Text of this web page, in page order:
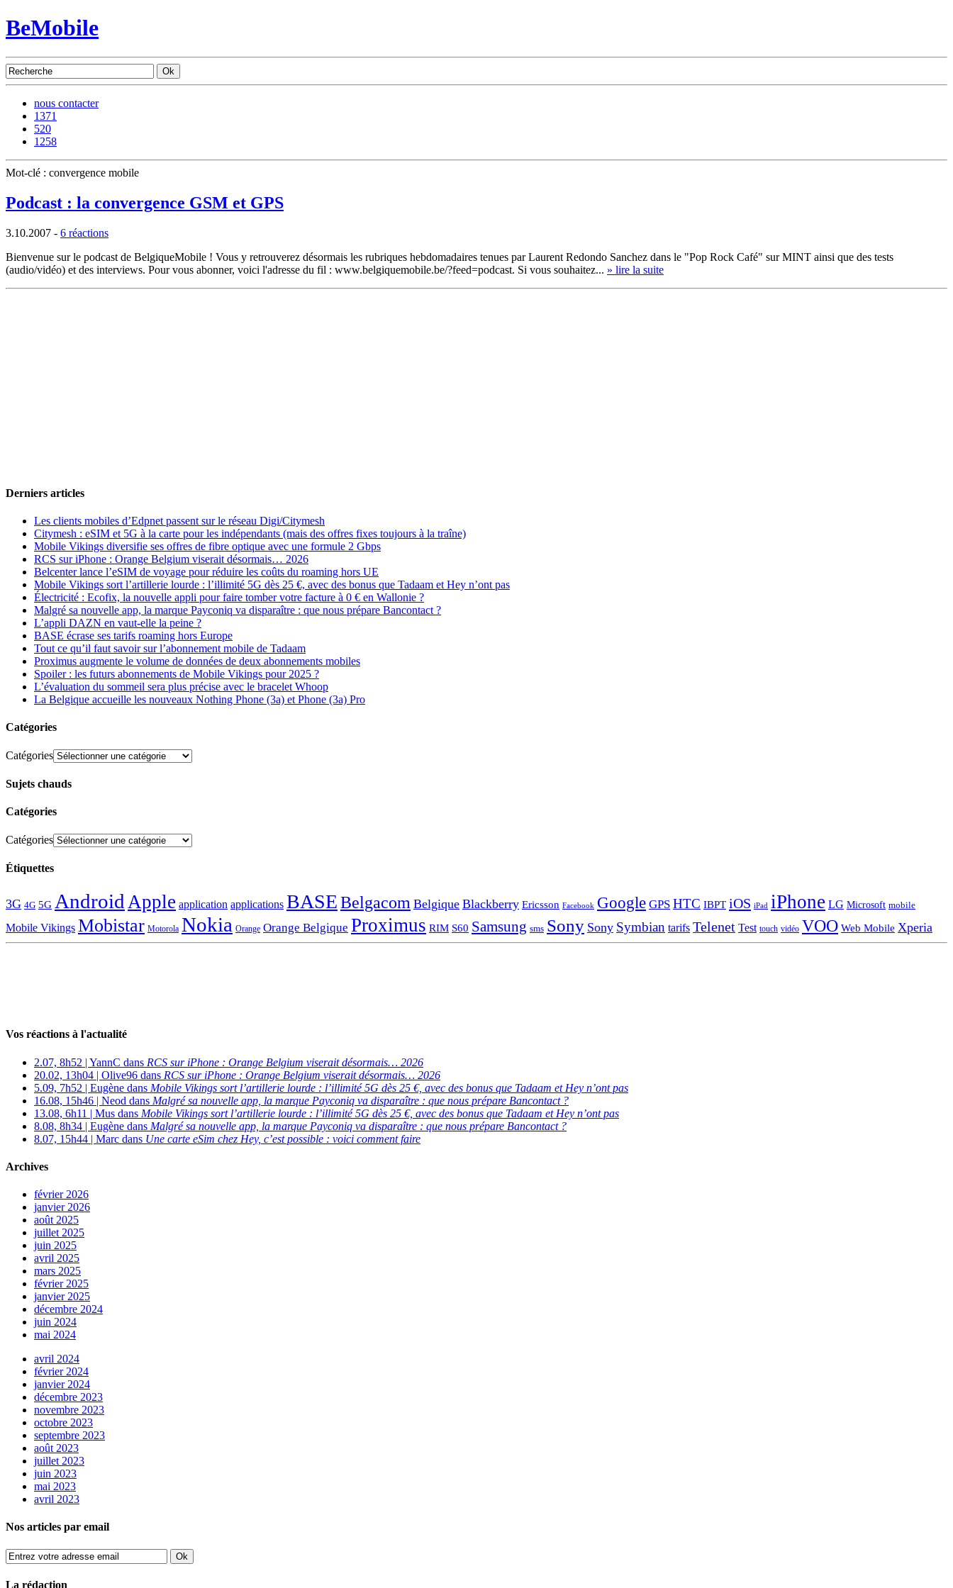
BeMobile
nous contacter
1371
520
1258
Mot-clé : convergence mobile
Podcast : la convergence GSM et GPS
3.10.2007 - 6 réactions
Bienvenue sur le podcast de BelgiqueMobile ! Vous y retrouverez désormais les rubriques hebdomadaires tenues par Laurent Redondo Sanchez dans le "Pop Rock Café" sur MINT ainsi que des tests
(audio/vidéo) et des interviews. Pour vous abonner, voici l'adresse du fil : www.belgiquemobile.be/?feed=podcast. Si vous souhaitez... » lire la suite
Derniers articles
Les clients mobiles d’Edpnet passent sur le réseau Digi/Citymesh
Citymesh : eSIM et 5G à la carte pour les indépendants (mais des offres fixes toujours à la traîne)
Mobile Vikings diversifie ses offres de fibre optique avec une formule 2 Gbps
RCS sur iPhone : Orange Belgium viserait désormais… 2026
Belcenter lance l’eSIM de voyage pour réduire les coûts du roaming hors UE
Mobile Vikings sort l’artillerie lourde : l’illimité 5G dès 25 €, avec des bonus que Tadaam et Hey n’ont pas
Électricité : Ecofix, la nouvelle appli pour faire tomber votre facture à 0 € en Wallonie ?
Malgré sa nouvelle app, la marque Payconiq va disparaître : que nous prépare Bancontact ?
L’appli DAZN en vaut-elle la peine ?
BASE écrase ses tarifs roaming hors Europe
Tout ce qu’il faut savoir sur l’abonnement mobile de Tadaam
Proximus augmente le volume de données de deux abonnements mobiles
Spoiler : les futurs abonnements de Mobile Vikings pour 2025 ?
L’évaluation du sommeil sera plus précise avec le bracelet Whoop
La Belgique accueille les nouveaux Nothing Phone (3a) et Phone (3a) Pro
Catégories
Catégories
Sujets chauds
Catégories
Catégories
Étiquettes
3G 4G 5G Android Apple application applications BASEBelgacom Belgique Blackberry Ericsson Facebook Google GPS HTC IBPT iOS iPad iPhone LG Microsoft mobile
Mobile Vikings Mobistar Motorola Nokia Orange Orange Belgique Proximus RIM S60 Samsung sms Sony Sony Symbian tarifs Telenet Test touch vidéo VOO Web Mobile Xperia
Vos réactions à l'actualité
2.07, 8h52 | YannC dans RCS sur iPhone : Orange Belgium viserait désormais… 2026
20.02, 13h04 | Olive96 dans RCS sur iPhone : Orange Belgium viserait désormais… 2026
5.09, 7h52 | Eugène dans Mobile Vikings sort l’artillerie lourde : l’illimité 5G dès 25 €, avec des bonus que Tadaam et Hey n’ont pas
16.08, 15h46 | Neod dans Malgré sa nouvelle app, la marque Payconiq va disparaître : que nous prépare Bancontact ?
13.08, 6h11 | Mus dans Mobile Vikings sort l’artillerie lourde : l’illimité 5G dès 25 €, avec des bonus que Tadaam et Hey n’ont pas
8.08, 8h34 | Eugène dans Malgré sa nouvelle app, la marque Payconiq va disparaître : que nous prépare Bancontact ?
8.07, 15h44 | Marc dans Une carte eSim chez Hey, c’est possible : voici comment faire
Archives
février 2026
janvier 2026
août 2025
juillet 2025
juin 2025
avril 2025
mars 2025
février 2025
janvier 2025
décembre 2024
juin 2024
mai 2024
avril 2024
février 2024
janvier 2024
décembre 2023
novembre 2023
octobre 2023
septembre 2023
août 2023
juillet 2023
juin 2023
mai 2023
avril 2023
Nos articles par email
La rédaction